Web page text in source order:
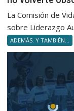
La Comisión de
sobre Liderazgo
ADEMÁS. Y TAMBIÉN...